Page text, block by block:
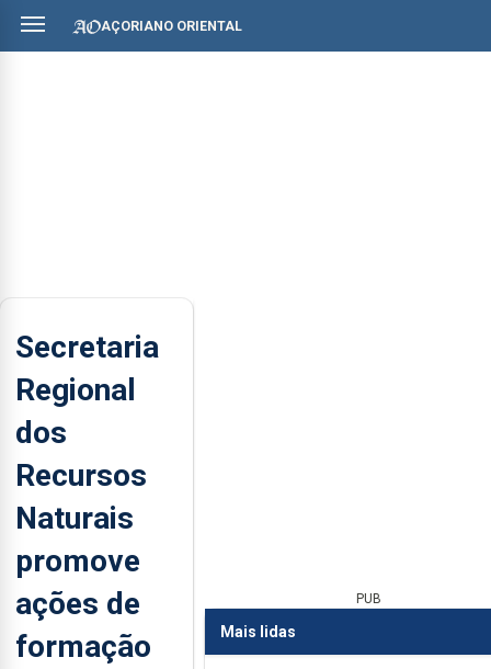
AÇORIANO ORIENTAL
Secretaria
Regional
dos
Recursos
Naturais
promove
ações de
formação
PUB
Mais lidas